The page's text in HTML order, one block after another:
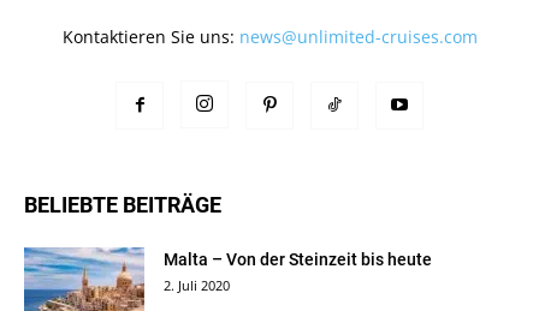
Kontaktieren Sie uns: news@unlimited-cruises.com
BELIEBTE BEITRÄGE
Malta – Von der Steinzeit bis heute
2. Juli 2020